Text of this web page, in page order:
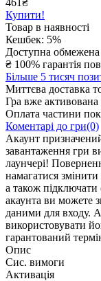
Купити!
Товар в наявності
Кешбек: 5%
Доступна обмежена
₴ 100% гарантія
Більше 5 тисяч
Миттєва доставка
Гра вже активована
Оплата частини
Коментарі до гри(0)
Акаунт
завантаження гри
лаунчері!
намагатися
а також підключати
акаунта ви можете
даними для входу.
використовувати
гарантований
Опис
Сис. вимоги
Активація